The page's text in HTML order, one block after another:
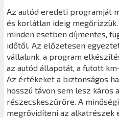
Az autód eredeti programját
és korlátlan ideig
minden esetben díjmentes,
időtől. Az előzetesen
vállalunk, a program
az autód állapotát, a futott
Az értékeket a biztonságos
hosszú távon sem lesz káros
részecskeszűrőre. A
megrövidíteni az alkatrészek